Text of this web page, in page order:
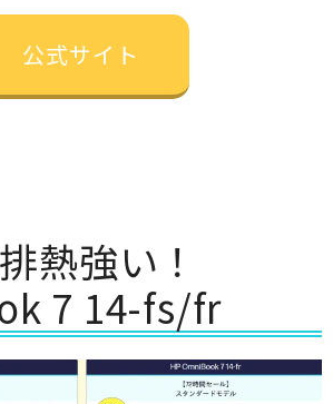
公式サイト
熱強い！
7 14-fs/fr